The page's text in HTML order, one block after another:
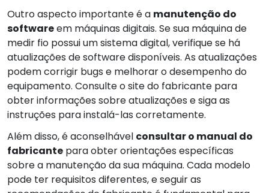
Outro aspecto importante é a manutenção do
softwareem máquinas digitais. Se sua máquina de
medir fio possui um sistema digital, verifique se há
atualizações de software disponíveis. As atualizações
podem corrigir bugs e melhorar o desempenho do
equipamento. Consulte o site do fabricante para
obter informações sobre atualizações e siga as
instruções para instalá-las corretamente.
Além disso, é aconselhável consultar o manual do
fabricante para obter orientações específicas
sobre a manutenção da sua máquina. Cada modelo
pode ter requisitos diferentes, e seguir as